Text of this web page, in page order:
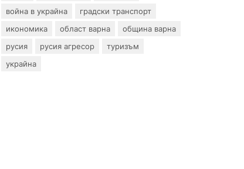
война в украйна
градски транспорт
икономика
област варна
община варна
русия
русия агресор
туризъм
украйна